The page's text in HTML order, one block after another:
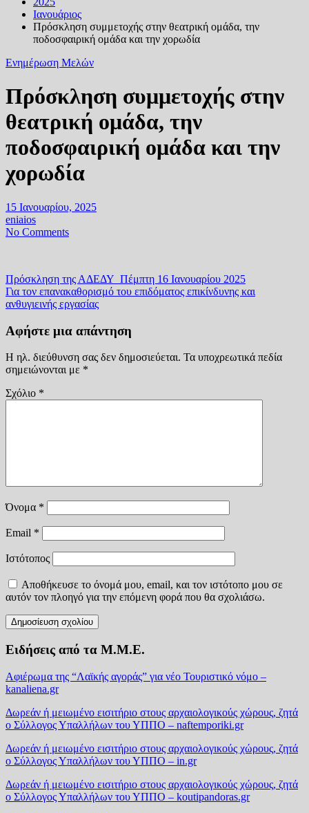
Ιανουάριος
Πρόσκληση συμμετοχής στην θεατρική ομάδα, την
ποδοσφαιρική ομάδα και την χορωδία
Ενημέρωση Μελών
Πρόσκληση συμμετοχής στην
θεατρική ομάδα, την
ποδοσφαιρική ομάδα και την
χορωδία
15 Ιανουαρίου, 2025
eniaios
No Comments
Πλοήγηση
άρθρων
Πρόσκληση της ΑΔΕΔΥ_Πέμπτη 16 Ιανουαρίου 2025
Για τον επανακαθορισμό του επιδόματος επικίνδυνης και
ανθυγιεινής εργασίας
Αφήστε μια απάντηση
Η ηλ. διεύθυνση σας δεν δημοσιεύεται. Τα υποχρεωτικά πεδία
σημειώνονται με *
Σχόλιο *
Όνομα *
Email *
Ιστότοπος
Αποθήκευσε το όνομά μου, email, και τον ιστότοπο μου σε
αυτόν τον πλοηγό για την επόμενη φορά που θα σχολιάσω.
Ειδήσεις από τα Μ.Μ.Ε.
Αφιέρωμα της “Λαϊκής αγοράς” για νέο Τουριστικό νόμο –
kanaliena.gr
Δωρεάν ή μειωμένο εισιτήριο στους αρχαιολογικούς χώρους, ζητά
ο Σύλλογος Υπαλλήλων του ΥΠΠΟ – naftemporiki.gr
Δωρεάν ή μειωμένο εισιτήριο στους αρχαιολογικούς χώρους, ζητά
ο Σύλλογος Υπαλλήλων του ΥΠΠΟ – in.gr
Δωρεάν ή μειωμένο εισιτήριο στους αρχαιολογικούς χώρους, ζητά
ο Σύλλογος Υπαλλήλων του ΥΠΠΟ – koutipandoras.gr